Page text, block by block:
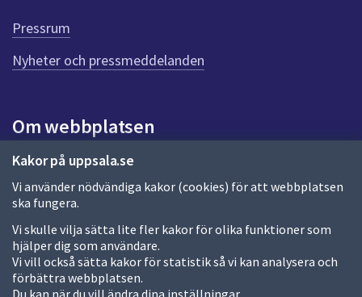
Kakor på uppsala.se
Vi använder nödvändiga kakor (cookies) för att webbplatsen
ska fungera.
Vi skulle vilja sätta lite fler kakor för olika funktioner som
hjälper dig som användare.
Vi vill också sätta kakor för statistik så vi kan analysera och
förbättra webbplatsen.
Du kan när du vill ändra dina inställningar.
e
n
n
a
d
a
Pressrum
Nyheter och pressmeddelanden
Om webbplatsen
Om webbplatsen
Allmänna handlingar och diarium
Behandling av personuppgifter
Kakor
Språk (other languages)